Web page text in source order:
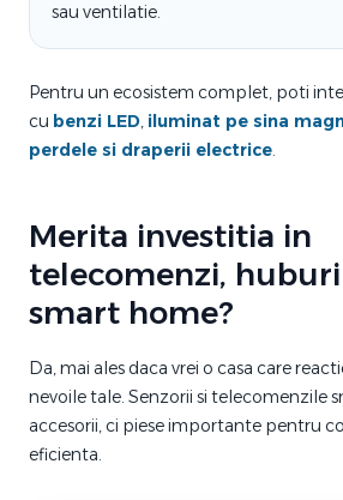
sau ventilatie.
Pentru un ecosistem complet, poti
cu benzi LED, iluminat pe sina
perdele si draperii electrice.
Merita investitia in
telecomenzi, huburi
smart home?
Da, mai ales daca vrei o casa care
nevoile tale. Senzorii si telecomenzile
accesorii, ci piese importante pentru
eficienta.